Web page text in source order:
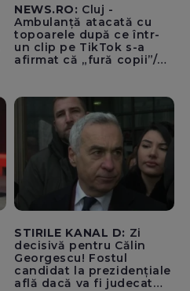
NEWS.RO: Cluj -
Ambulanță atacată cu
topoarele după ce într-
un clip pe TikTok s-a
afirmat că „fură copii”/
cioburile parbrizului
spart - FOTO, VIDEO
STIRILE KANAL D: Zi
decisivă pentru Călin
Georgescu! Fostul
candidat la prezidențiale
află dacă va fi judecat